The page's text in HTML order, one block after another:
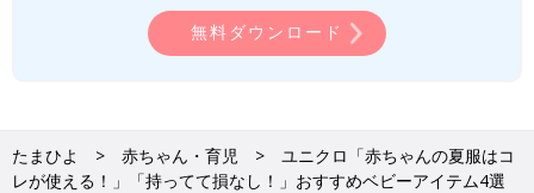
無料ダウンロード
たまひよ 赤ちゃん・育児
ユニクロ「赤ちゃんの夏服はコ
レが使える！」「持ってて損なし！」おすすめベビーアイテム4選